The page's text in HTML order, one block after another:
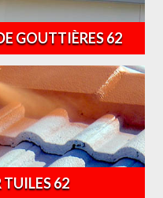
GOUTTIÈRES 62
TUILES 62